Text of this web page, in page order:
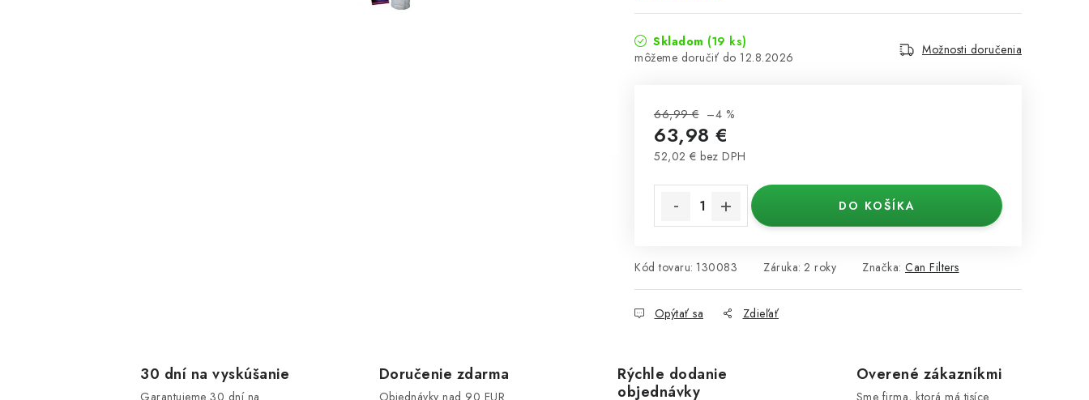
Skladom (19 ks)
12.8.2026
Možnosti doručenia
66,99 € –4 %
63,98 €
52,02 € bez DPH
DO KOŠÍKA
Kód tovaru: 130083 Záruka: 2 roky Značka: Can Filters
Opýtať sa Zdieľať
30 dní na vyskúšanie
Garantujeme 30 dní na
Doručenie zdarma
Objednávky nad 90 EUR
Rýchle dodanie
objednávky
Overené zákazníkmi
Sme firma, ktorá má tisíce